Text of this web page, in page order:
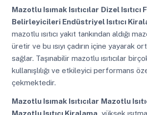
Mazotlu Isımak Isıtıcılar Dizel Isıtıcı
Belirleyicileri Endüstriyel Isıtıcı
mazotlu ısıtıcı yakıt tankından aldığı
üretir ve bu ısıyı çadırın içine yayarak
sağlar. Taşınabilir mazotlu ısıtıcılar
kullanışlılığı ve etkileyici performans
çekmektedir.
Mazotlu Isımak Isıtıcılar Mazotlu
Mazotlu Isıtıcı Kiralamayüksek